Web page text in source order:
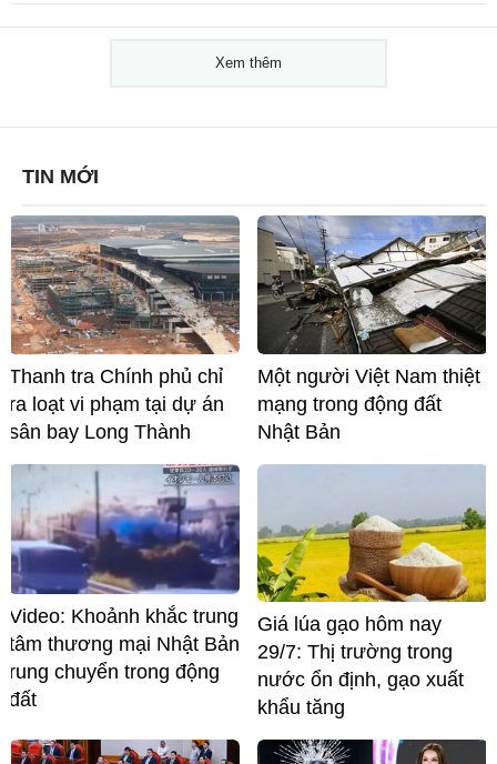
Xem thêm
TIN MỚI
Thanh tra Chính phủ chỉ
ra loạt vi phạm tại dự án
sân bay Long Thành
Một người Việt Nam thiệt
mạng trong động đất
Nhật Bản
Video: Khoảnh khắc trung
tâm thương mại Nhật Bản
rung chuyển trong động
đất
Giá lúa gạo hôm nay
29/7: Thị trường trong
nước ổn định, gạo xuất
khẩu tăng